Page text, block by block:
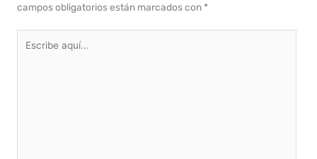
campos obligatorios están marcados con *
aquí...